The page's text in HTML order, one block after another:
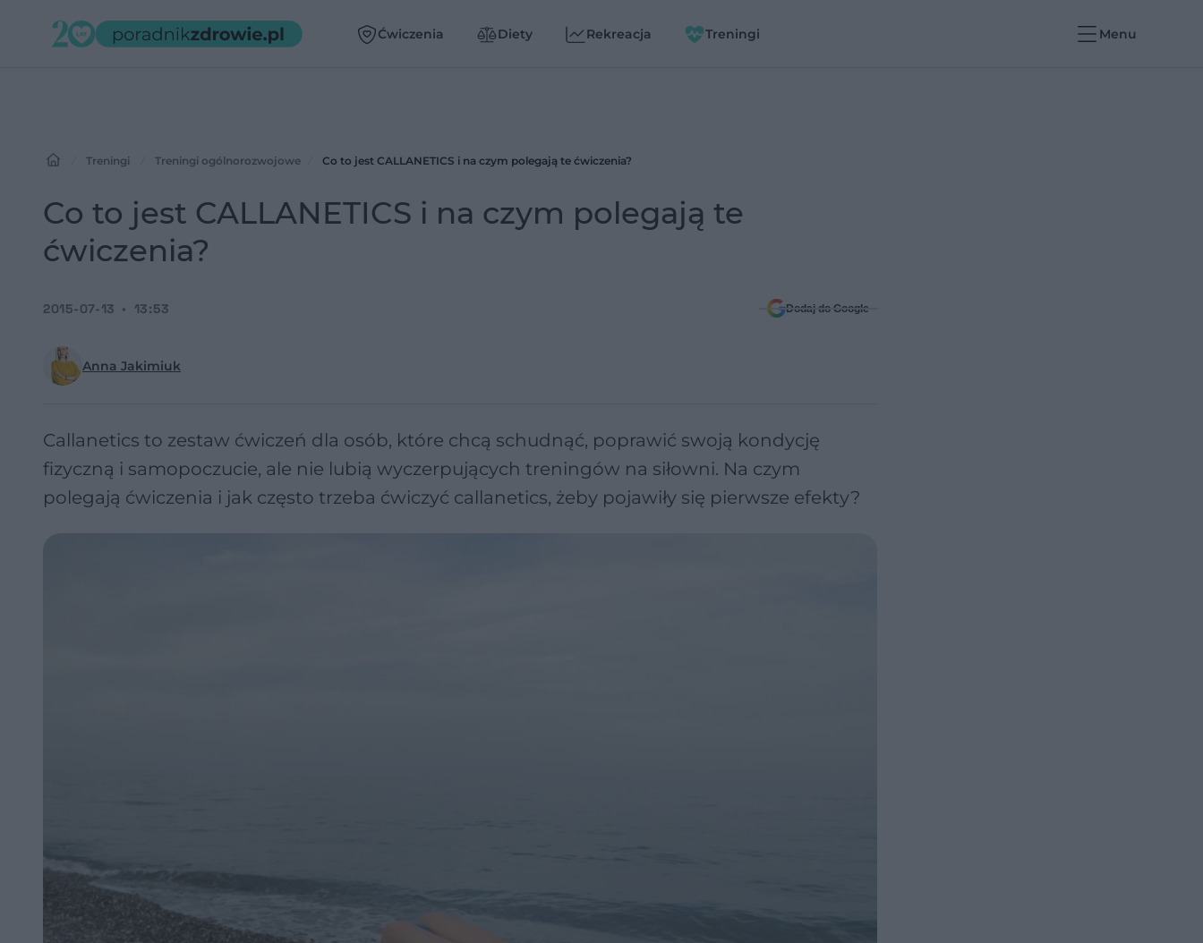
Ćwiczenia Diety Rekreacja Treningi Menu
Treningi Treningi ogólnorozwojowe Co to jest CALLANETICS i na czym polegają te ćwiczenia?
Co to jest CALLANETICS i na czym polegają te
ćwiczenia?
Anna Jakimiuk
2015-07-13 13:53 Dodaj do Google
Callanetics to zestaw ćwiczeń dla osób, które chcą schudnąć, poprawić swoją kondycję
fizyczną i samopoczucie, ale nie lubią wyczerpujących treningów na siłowni. Na czym
polegają ćwiczenia i jak często trzeba ćwiczyć callanetics, żeby pojawiły się pierwsze efekty?